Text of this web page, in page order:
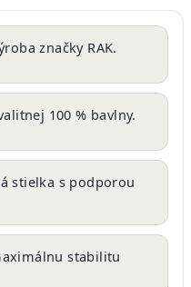
značky RAK.
100 % bavlny.
stielka s podporou
stabilitu